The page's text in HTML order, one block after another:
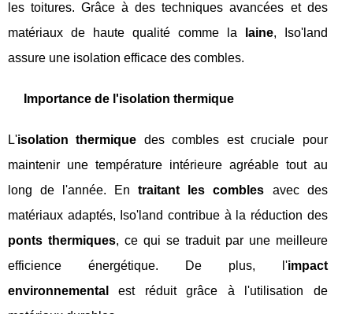
les toitures. Grâce à des techniques avancées et des
matériaux de haute qualité comme la
laine, Iso'land
assure une isolation efficace des combles.
Importance de l'isolation thermique
L'isolation thermique des combles est cruciale pour
maintenir une température intérieure agréable tout au
long de l'année. Entraitant les combles avec des
matériaux adaptés, Iso'land contribue à la réduction des
ponts thermiques, ce qui se traduit par une meilleure
efficience énergétique. De plus, l'impact
environnemental
est réduit grâce à l'utilisation de